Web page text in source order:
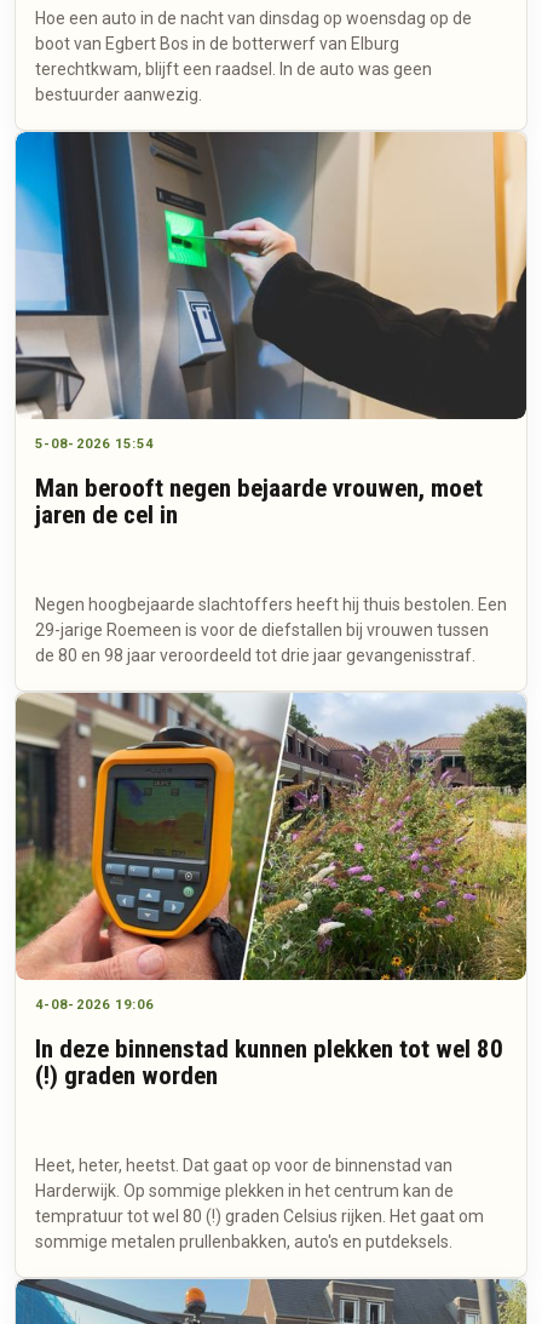
Hoe een auto in de nacht van dinsdag op woensdag op de
boot van Egbert Bos in de botterwerf van Elburg
terechtkwam, blijft een raadsel. In de auto was geen
bestuurder aanwezig.
5-08-2026 15:54
Man berooft negen bejaarde vrouwen, moet
jaren de cel in
Negen hoogbejaarde slachtoffers heeft hij thuis bestolen. Een
29-jarige Roemeen is voor de diefstallen bij vrouwen tussen
de 80 en 98 jaar veroordeeld tot drie jaar gevangenisstraf.
4-08-2026 19:06
In deze binnenstad kunnen plekken tot wel 80
(!) graden worden
Heet, heter, heetst. Dat gaat op voor de binnenstad van
Harderwijk. Op sommige plekken in het centrum kan de
tempratuur tot wel 80 (!) graden Celsius rijken. Het gaat om
sommige metalen prullenbakken, auto's en putdeksels.